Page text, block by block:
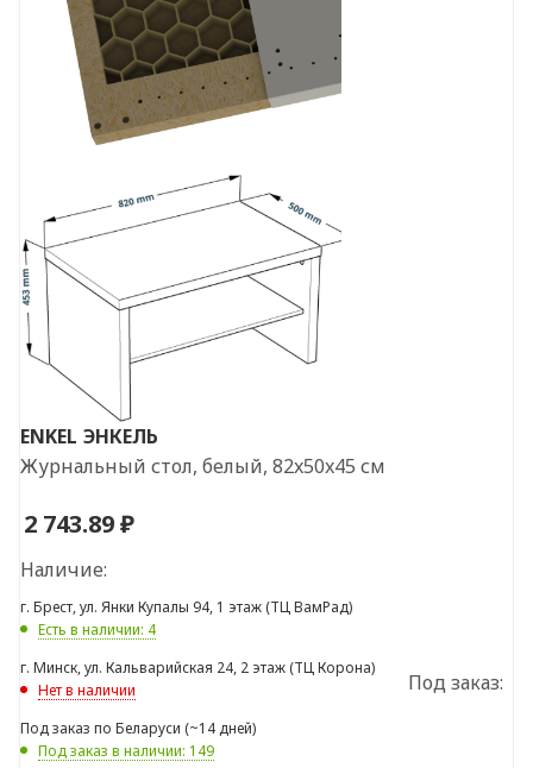
ENKEL ЭНКЕЛЬ
Журнальный стол, белый, 82x50x45 см
2 743.89₽
Наличие:
г. Брест, ул. Янки Купалы 94, 1 этаж (ТЦ ВамРад)
Есть в наличии: 4
г. Минск, ул. Кальварийская 24, 2 этаж (ТЦ Корона)
Нет в наличии
Под заказ:
Под заказ по Беларуси (~14 дней)
Под заказ в наличии: 149